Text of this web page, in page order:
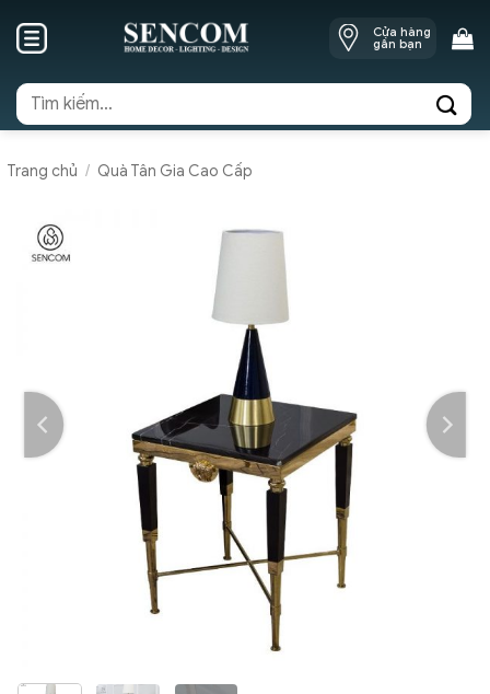
Cửa hàng
gần bạn
Tìm
kiếm:
Trang chủ / Quà Tân Gia Cao Cấp